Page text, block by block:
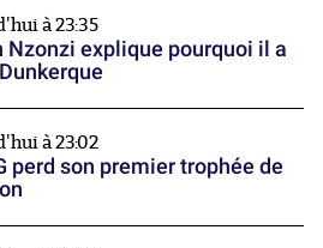
à 23:35
Nzonzi explique pourquoi il a
à 23:02
perd son premier trophée de